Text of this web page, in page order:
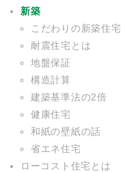
新築
こだわりの新築住宅
耐震住宅とは
地盤保証
構造計算
建築基準法の2倍
健康住宅
和紙の壁紙の話
省エネ住宅
ローコスト住宅とは